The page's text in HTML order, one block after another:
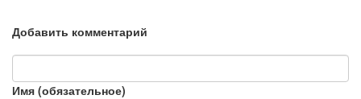
Добавить комментарий
Имя (обязательное)